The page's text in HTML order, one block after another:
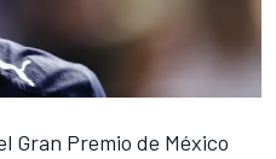
Gran Premio de México